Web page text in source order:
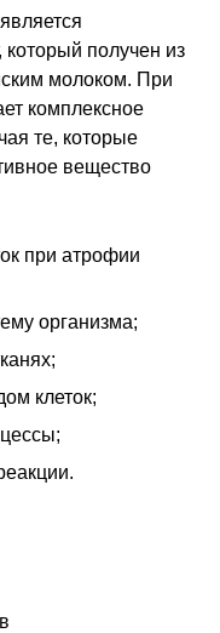
получен из
молоком. При
комплексное
те, которые
вещество
при атрофии
организма;
клеток;